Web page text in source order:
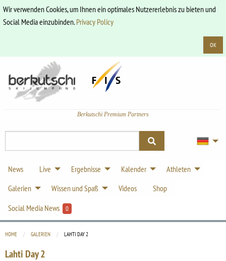
Wir verwenden Cookies, um Ihnen ein optimales Nutzererlebnis zu bieten und
Social Media einzubinden.Privacy Policy
OK
Berkutschi Premium Partners
News Live Ergebnisse Kalender
Athleten
Galerien
Wissen und Spaß Videos
Shop
Social Media News
0
HOME GALERIEN CURRENT:
LAHTI DAY 2
Lahti Day 2